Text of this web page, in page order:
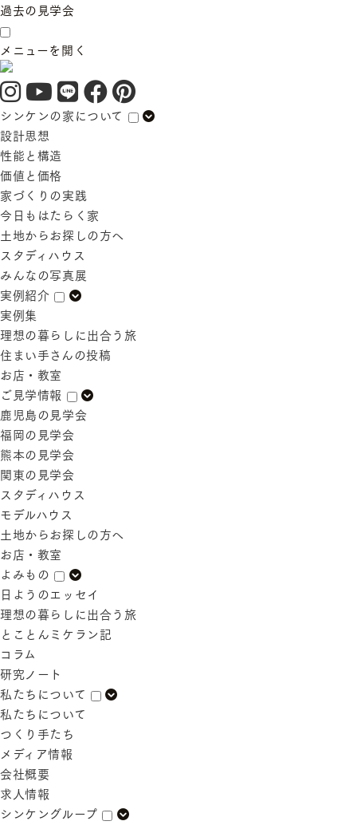
過去の見学会
メニューを開く
シンケンの家について
設計思想
性能と構造
価値と価格
家づくりの実践
今日もはたらく家
土地からお探しの方へ
スタディハウス
みんなの写真展
実例紹介
実例集
理想の暮らしに出合う旅
住まい手さんの投稿
お店・教室
ご見学情報
鹿児島の見学会
福岡の見学会
熊本の見学会
関東の見学会
スタディハウス
モデルハウス
土地からお探しの方へ
お店・教室
よみもの
日ようのエッセイ
理想の暮らしに出合う旅
とことんミケラン記
コラム
研究ノート
私たちについて
私たちについて
つくり手たち
メディア情報
会社概要
求人情報
シンケングループ